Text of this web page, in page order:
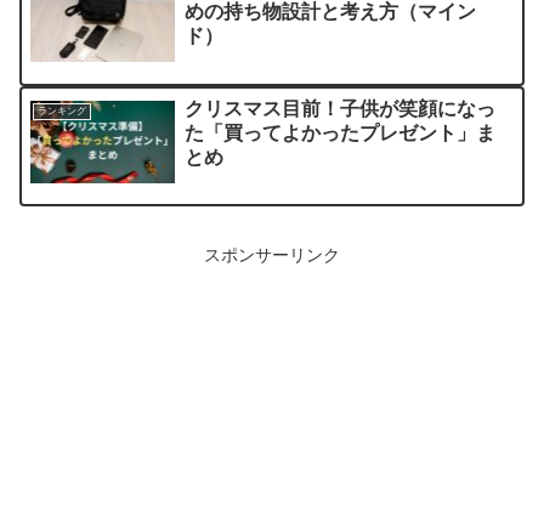
めの持ち物設計と考え方（マイン
ド）
ランキング
クリスマス目前！子供が笑顔になっ
た「買ってよかったプレゼント」ま
とめ
スポンサーリンク